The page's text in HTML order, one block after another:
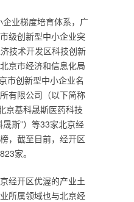
业梯度培育体系，广
级创新型中小企业突
技术开发区科技创新
京市经济和信息化局
市创新型中小企业名
有限公司（以下简称
京基科晟斯医药科技
斯”）等33家北京经
，截至目前，经开区
家。
经开区优渥的产业土
所属领域也与北京经